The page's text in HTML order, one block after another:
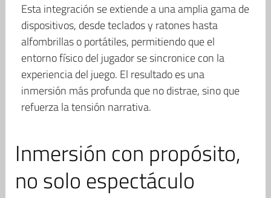
Esta integración se extiende a una amplia gama de
dispositivos, desde teclados y ratones hasta
alfombrillas o portátiles, permitiendo que el
entorno físico del jugador se sincronice con la
experiencia del juego. El resultado es una
inmersión más profunda que no distrae, sino que
refuerza la tensión narrativa.
Inmersión con propósito,
no solo espectáculo